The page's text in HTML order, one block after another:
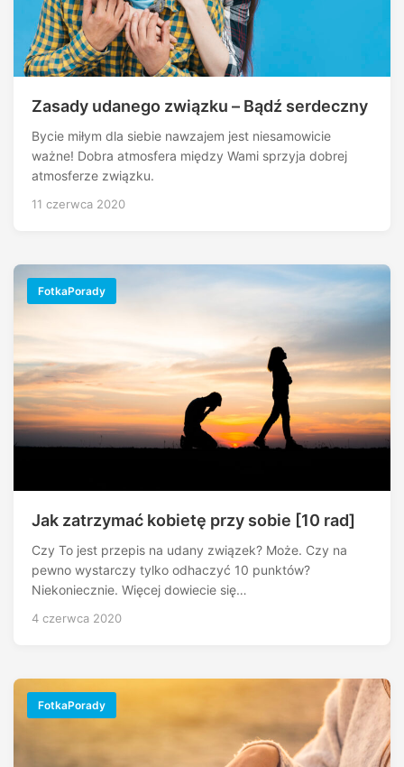
Zasady udanego związku – Bądź serdeczny
Bycie miłym dla siebie nawzajem jest niesamowicie
ważne! Dobra atmosfera między Wami sprzyja dobrej
atmosferze związku.
11 czerwca 2020
FotkaPorady
Jak zatrzymać kobietę przy sobie [10 rad]
Czy To jest przepis na udany związek? Może. Czy na
pewno wystarczy tylko odhaczyć 10 punktów?
Niekoniecznie. Więcej dowiecie się…
4 czerwca 2020
FotkaPorady